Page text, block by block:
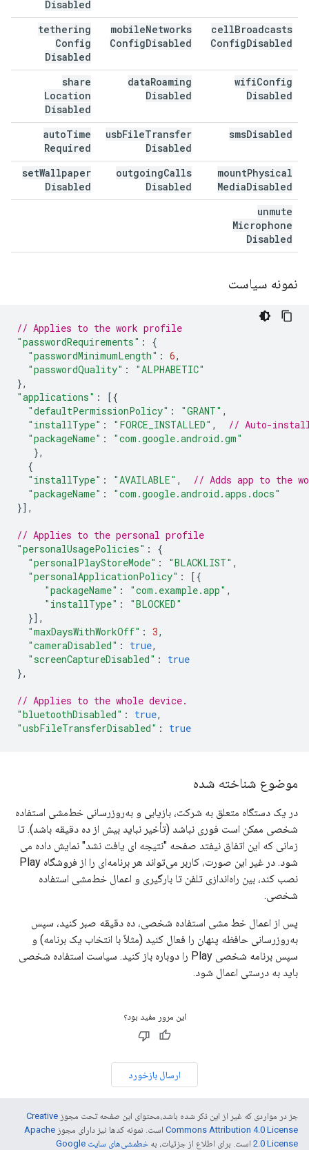
Disabled
cellBroadcasts
ConfigDisabled
mobileNetworks
ConfigDisabled
tethering
Config
Disabled
wifiConfig
Disabled
dataRoaming
Disabled
share
Location
Disabled
smsDisabled
usbFileTransfer
Disabled
autoTime
Required
mountPhysical
MediaDisabled
outgoingCalls
Disabled
setWallpaper
Disabled
unmute
Microphone
Disabled
نمونه سیاست
// Applies to the work profile
"passwordRequirements" :
{
"passwordMinimumLength" : 6,
"passwordQuality" :
"ALPHABETIC"
},
"applications" :
[{
"defaultPermissionPolicy" : "GRANT" ,
"installType" : "FORCE_INSTALLED" ,
// Auto-
"packageName" :
"com.google.android.gm"
},
{
"installType" : "AVAILABLE" ,
// Adds app to the
"packageName" :
"com.google.android.apps.docs"
}],
// Applies to the personal profile
"personalUsagePolicies" :
{
"personalPlayStoreMode" : "BLACKLIST" ,
"personalApplicationPolicy" :
[{
"packageName" : "com.example.app" ,
"installType" :
"BLOCKED"
}],
"maxDaysWithWorkOff" : 3,
"cameraDisabled" : true,
"screenCaptureDisabled" :
true
},
// Applies to the whole device.
"bluetoothDisabled" : true,
"usbFileTransferDisabled" : true
موضوع شناخته شده
در یک دستگاه متعلق به شرکت، بازیابی و به‌روزرسانی خط‌مشی استفاده
شخصی ممکن است فوری نباشد (تأخیر نباید بیش از ده دقیقه باشد). تا
زمانی که این اتفاق نیفتد صفحه "نتیجه ای یافت نشد" نمایش داده می
شود. در غیر این صورت، کاربر می‌تواند هر برنامه‌ای را از فروشگاه Play
نصب کند، بین راه‌اندازی تلفن تا بارگیری و اعمال خط‌مشی استفاده
شخصی.
پس از اعمال خط مشی استفاده شخصی، ده دقیقه صبر کنید، سپس
به‌روزرسانی حافظه پنهان را فعال کنید (مثلاً با انتخاب یک برنامه) و
سپس برنامه شخصی Play را دوباره باز کنید. سیاست استفاده شخصی
باید به درستی اعمال شود.
این مرور مفید بود؟
ارسال بازخورد
جز در مواردی که غیر از این ذکر شده باشد،‌محتوای این صفحه تحت مجوز Creative
Commons Attribution 4.0 License است. نمونه کدها نیز دارای مجوز Apache
2.0 License است. برای اطلاع از جزئیات، به
خطمشی‌های سایت Google